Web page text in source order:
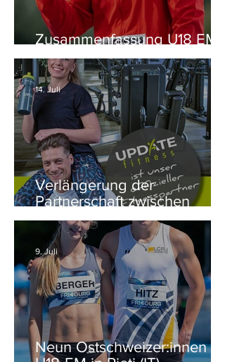
Zusammenfassung U18 EM
Rieti (ITA)
Verlängerung der
Partnerschaft zwischen
update Fitness und dem NLZ
Ostschweiz
14. Juli
Neun Ostschweizer:innen für
9. Juli